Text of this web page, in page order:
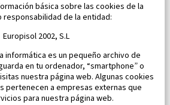
44 M2básica sobre las cookies de la
responsabilidad de la entidad:
Europisol 2002, S.L
informática es un pequeño archivo de
en tu ordenador, “smartphone” o
nuestra página web. Algunas cookies
pertenecen a empresas externas que
para nuestra página web.